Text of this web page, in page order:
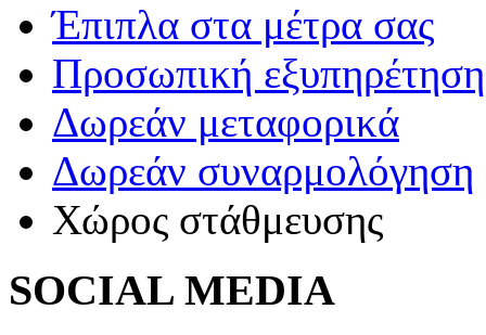
Έπιπλα στα μέτρα σας
Προσωπική εξυπηρέτηση
Δωρεάν μεταφορικά
Δωρεάν συναρμολόγηση
Χώρος στάθμευσης
SOCIAL MEDIA